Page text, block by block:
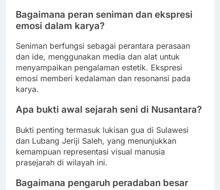
Bagaimana peran seniman dan ekspresi
emosi dalam karya?
Seniman berfungsi sebagai perantara perasaan
dan ide, menggunakan media dan alat untuk
menyampaikan pengalaman estetik. Ekspresi
emosi memberi kedalaman dan resonansi pada
karya.
Apa bukti awal sejarah seni di Nusantara?
Bukti penting termasuk lukisan gua di Sulawesi
dan Lubang Jeriji Saleh, yang menunjukkan
kemampuan representasi visual manusia
prasejarah di wilayah ini.
Bagaimana pengaruh peradaban besar